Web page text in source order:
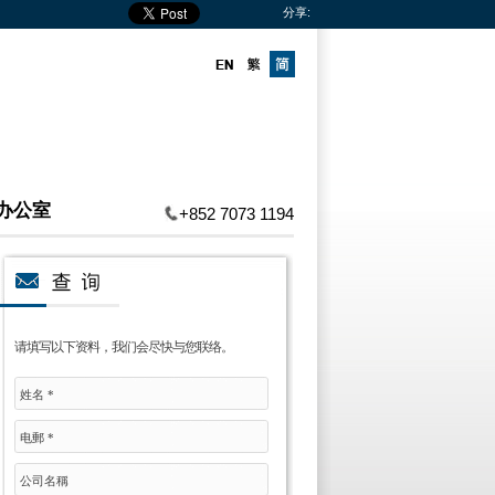
分享:
公室 +852 7073 1194
请填写以下资料，我们会尽快与您联络。